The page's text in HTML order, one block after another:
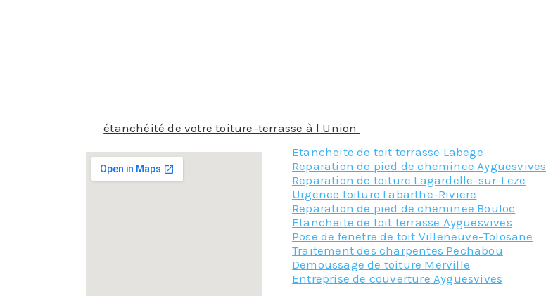
Que l’étanchéité de votre toiture-terrasse à l Union
Etancheite de toit terrasse Labege
Reparation de pied de cheminee Ayguesvives
Reparation de toiture Lagardelle-sur-Leze
Urgence toiture Labarthe-Riviere
Reparation de pied de cheminee Bouloc
Etancheite de toit terrasse Ayguesvives
Pose de fenetre de toit Villeneuve-Tolosane
Traitement des charpentes Pechabou
Demoussage de toiture Merville
Entreprise de couverture Ayguesvives